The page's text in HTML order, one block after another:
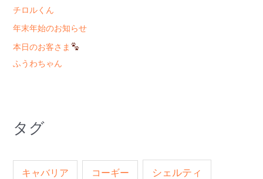
チロルくん
年末年始のお知らせ
本日のお客さま
ふうわちゃん
タグ
キャバリア コーギー シェルティ